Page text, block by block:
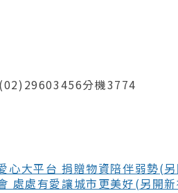
分機3774
心大平台 捐贈物資陪伴弱勢(
處處有愛讓城市更美好(另開